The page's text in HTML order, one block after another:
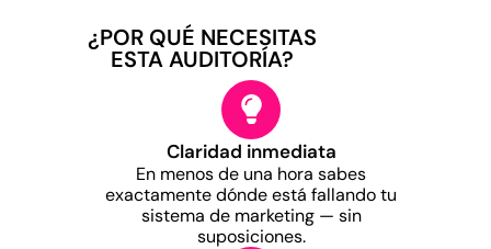
¿POR QUÉ NECESITAS
ESTA AUDITORÍA?
Claridad inmediata
En menos de una hora sabes
exactamente dónde está fallando tu
sistema de marketing — sin
suposiciones.